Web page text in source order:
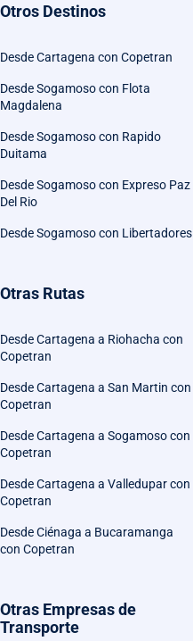
Otros Destinos
Desde Cartagena con Copetran
Desde Sogamoso con Flota
Magdalena
Desde Sogamoso con Rapido
Duitama
Desde Sogamoso con Expreso Paz
Del Rio
Desde Sogamoso con Libertadores
Otras Rutas
Desde Cartagena a Riohacha con
Copetran
Desde Cartagena a San Martin con
Copetran
Desde Cartagena a Sogamoso con
Copetran
Desde Cartagena a Valledupar con
Copetran
Desde Ciénaga a Bucaramanga
con Copetran
Otras Empresas de
Transporte